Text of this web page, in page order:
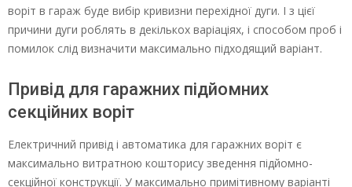
воріт в гараж буде вибір кривизни перехідної дуги. І з цієї
причини дуги роблять в декількох варіаціях, і способом проб і
помилок слід визначити максимально підходящий варіант.
Привід для гаражних підйомних
секційних воріт
Електричний привід і автоматика для гаражних воріт є
максимально витратною кошторису зведення підйомно-
секційної конструкції. У максимально примітивному варіанті